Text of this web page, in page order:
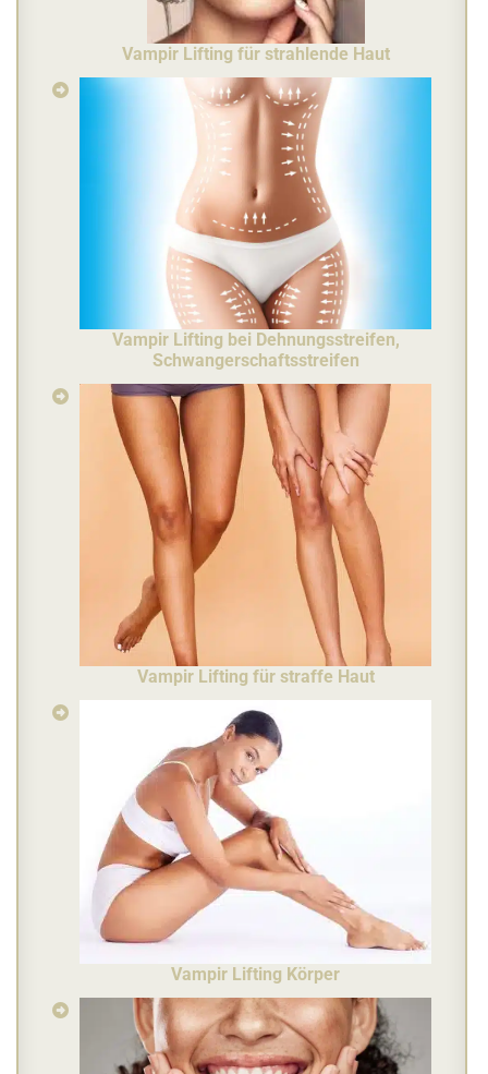
Vampir Lifting für strahlende Haut
Vampir Lifting bei Dehnungsstreifen,
Schwangerschaftsstreifen
Vampir Lifting für straffe Haut
Vampir Lifting Körper